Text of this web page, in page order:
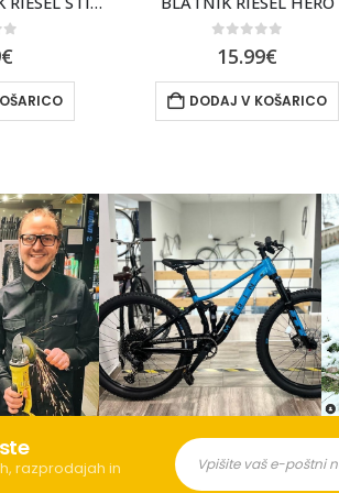
€ 15.99€
DODAJ V KOŠARICO
razprodajah in